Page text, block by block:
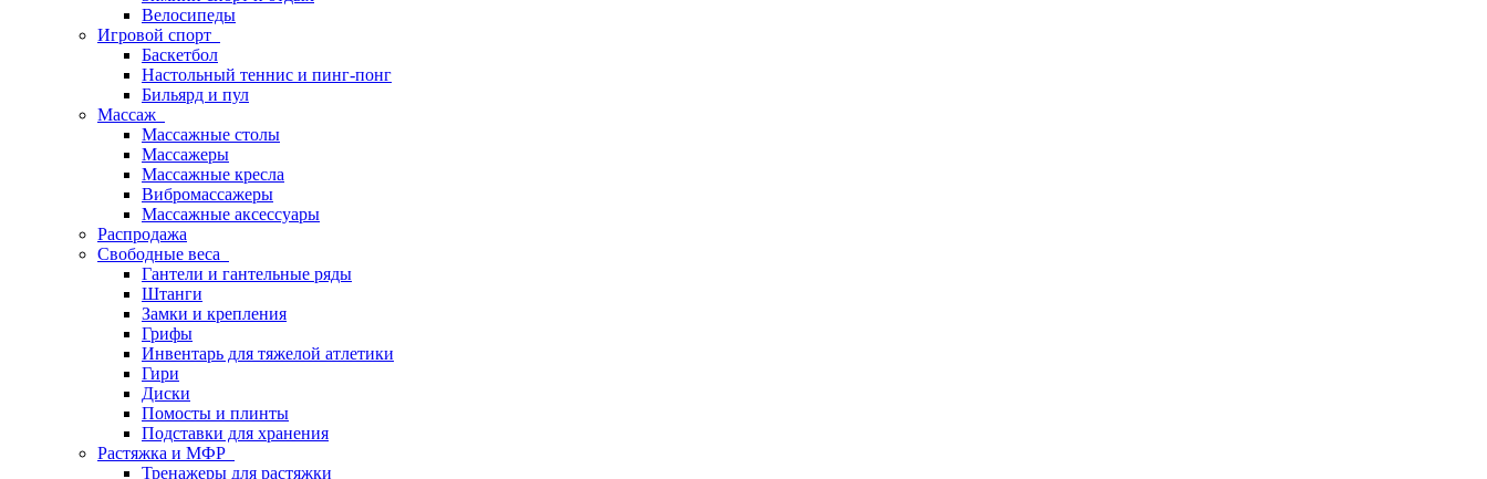
Велосипеды
Игровой спорт
Баскетбол
Настольный теннис и пинг-понг
Бильярд и пул
Массаж
Массажные столы
Массажеры
Массажные кресла
Вибромассажеры
Массажные аксессуары
Распродажа
Свободные веса
Гантели и гантельные ряды
Штанги
Замки и крепления
Грифы
Инвентарь для тяжелой атлетики
Гири
Диски
Помосты и плинты
Подставки для хранения
Растяжка и МФР
Тренажеры для растяжки